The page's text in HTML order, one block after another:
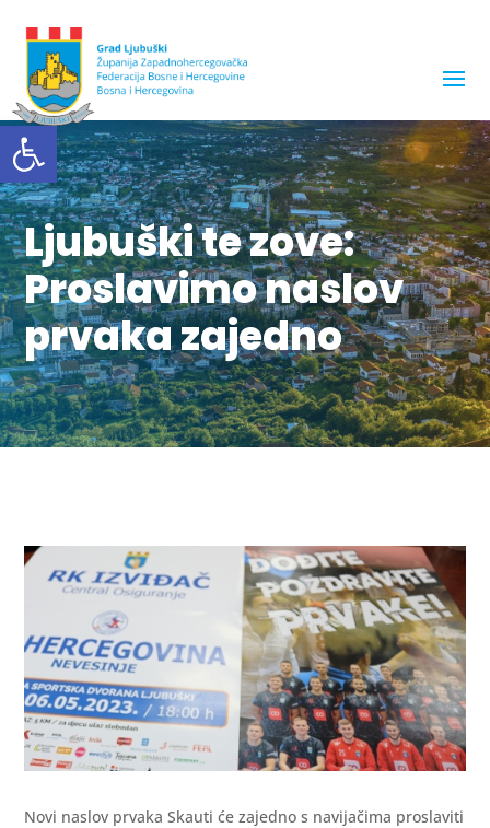
Ljubuški te zove:
Proslavimo naslov
prvaka zajedno
Novi naslov prvaka Skauti će zajedno s navijačima proslaviti
Open toolbar